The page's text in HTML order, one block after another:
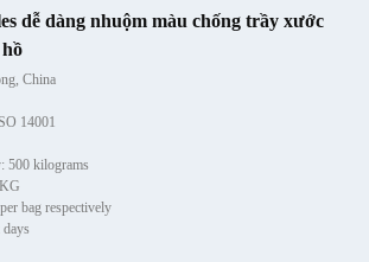
dễ dàng nhuộm màu chống trầy xước
China
14001
500 kilograms
bag respectively